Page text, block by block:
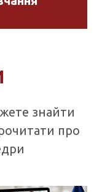
для
знайти